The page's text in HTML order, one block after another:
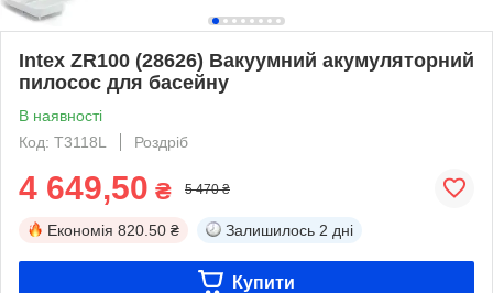
Intex ZR100 (28626) Вакуумний акумуляторний
пилосос для басейну
В наявності
Код: T3118L
Роздріб
4 649,50 ₴ 5 470 ₴
Економія 820.50 ₴ Залишилось 2 дні
Купити